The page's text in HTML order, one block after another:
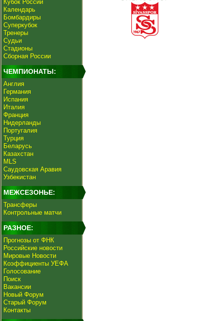
Кубок России
Календарь
Бомбардиры
Суперкубок
Тренеры
Судьи
Стадионы
Сборная России
ЧЕМПИОНАТЫ:
Англия
Германия
Испания
Италия
Франция
Нидерланды
Португалия
Турция
Беларусь
Казахстан
MLS
Саудовская Аравия
Узбекистан
МЕЖСЕЗОНЬЕ:
Трансферы
Контрольные матчи
РАЗНОЕ:
Прогнозы от ФНК
Российские новости
Мировые Новости
Коэффициенты УЕФА
Голосование
Поиск
Вакансии
Новый Форум
Старый Форум
Контакты